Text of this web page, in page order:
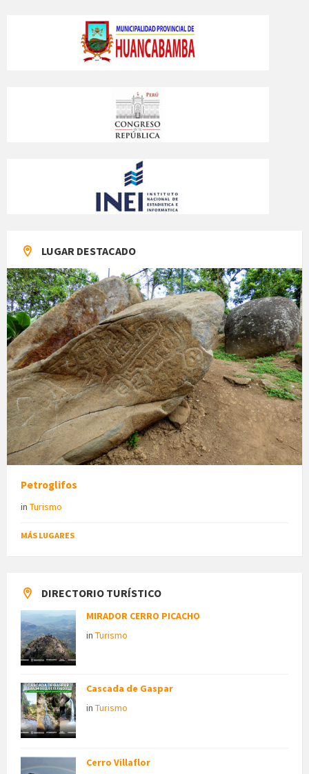
LUGAR DESTACADO
Petroglifos
in Turismo
MÁS LUGARES
DIRECTORIO TURÍSTICO
MIRADOR CERRO PICACHO
in Turismo
Cascada de Gaspar
in Turismo
Cerro Villaflor